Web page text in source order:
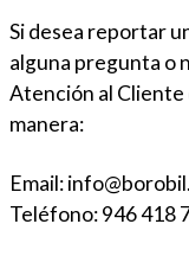
Si desea reportar
alguna pregunta o
Atención al Cliente
manera:
Email:
Teléfono: 946 418